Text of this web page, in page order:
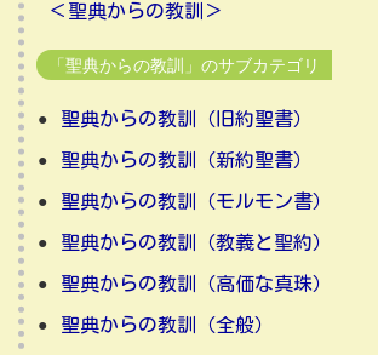
＜聖典からの教訓＞
「聖典からの教訓」のサブカテゴリ
聖典からの教訓（旧約聖書）
聖典からの教訓（新約聖書）
聖典からの教訓（モルモン書）
聖典からの教訓（教義と聖約）
聖典からの教訓（高価な真珠）
聖典からの教訓（全般）